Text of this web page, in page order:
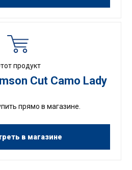
продукт
Cut Camo Lady
прямо в магазине.
в магазине